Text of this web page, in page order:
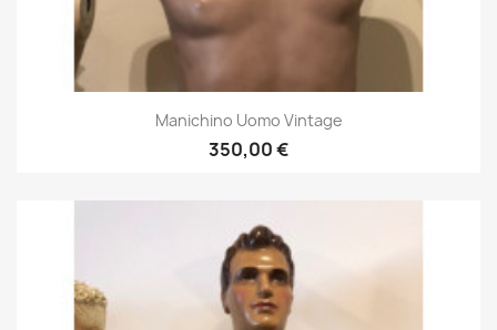
Manichino Uomo Vintage
350,00 €